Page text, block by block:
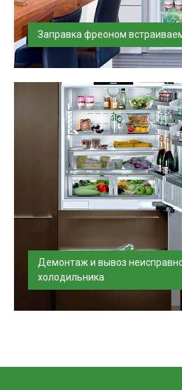
Заправка фреоном
Произведем заправку фреоном
Демонтаж и вывоз
холодильника
При поломке холодильника или